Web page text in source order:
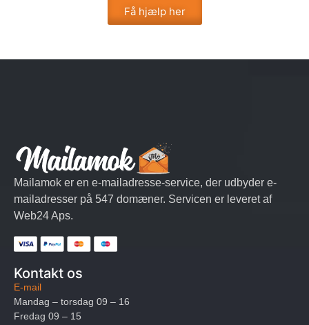
Få hjælp her
Mailamok er en e-mailadresse-service, der udbyder e-
mailadresser på 547 domæner. Servicen er leveret af
Web24 Aps.
Kontakt os
E-mail
Mandag – torsdag 09 – 16
Fredag 09 – 15